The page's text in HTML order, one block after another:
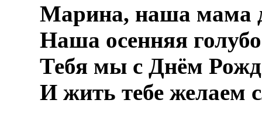
Марина, наша мама
Наша осенняя
Тебя мы с Днём
И жить тебе желаем